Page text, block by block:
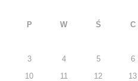
P W Ś C
3 4 5 6
10 11 12 13